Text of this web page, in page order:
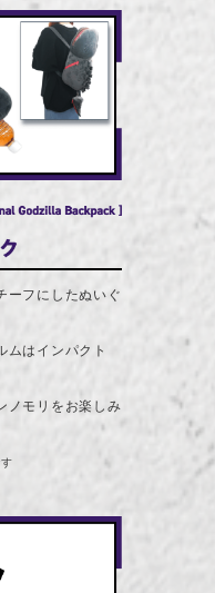
ーフにしたぬいぐ
ムはインパクト
ノモリをお楽しみ